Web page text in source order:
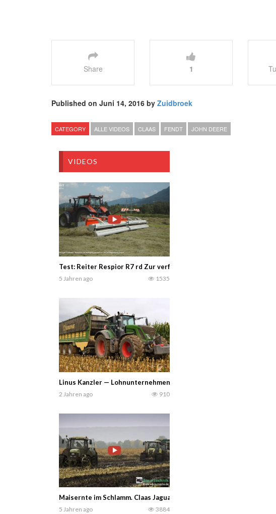
Share 1
Published on Juni 14, 2016 by Zuidbroek
CATEGORY ALLE VIDEOS CLAAS FENDT JOHN DEERE
VIDEOS
Test: Reiter Respior R7 rd Zur verfügung gestellt von de RT
5 Jahren ago 1535
Linus Kanzler — Lohnunternehmen und Marktfruchtbetrieb Babbe
2 Jahren ago 910
Maisernte im Schlamm. Claas Jaguar 960 und viele John Deere 6R
5 Jahren ago 3884